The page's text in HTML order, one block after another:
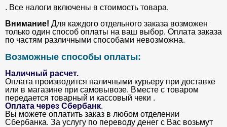
. Все налоги включены в стоимость товара.
Внимание! Для каждого отдельного заказа возможен
только один способ оплаты на ваш выбор. Оплата заказа
по частям различными способами невозможна.
Возможные способы оплаты:
Наличный расчет.
Оплата производится наличными курьеру при доставке
или в магазине при самовывозе. Вместе с товаром
передается товарный и кассовый чеки .
Оплата через Сбербанк.
Вы можете оплатить заказ в любом отделении
Сбербанка. За услугу по переводу денег с Вас возьмут